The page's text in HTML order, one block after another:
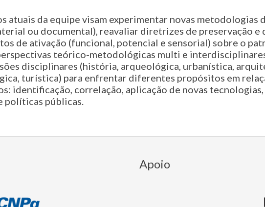
atuais da equipe visam experimentar novas metodologias
ou documental), reavaliar diretrizes de preservação e
de ativação (funcional, potencial e sensorial) sobre o
teórico-metodológicas multi e
disciplinares (história, arqueológica, urbanística,
turística) para enfrentar diferentes propósitos em
identificação, correlação, aplicação de novas
políticas públicas.
Apoio